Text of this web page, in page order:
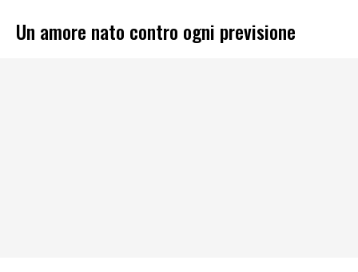
Un amore nato contro ogni previsione